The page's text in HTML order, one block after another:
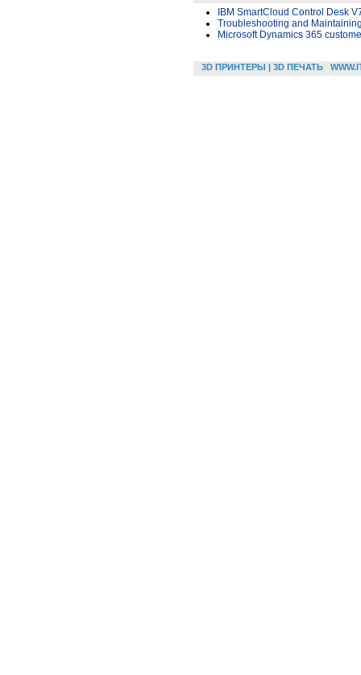
IBM SmartCloud Control Desk
Troubleshooting and
Microsoft Dynamics 365
3D ПРИНТЕРЫ | 3D ПЕЧАТЬ